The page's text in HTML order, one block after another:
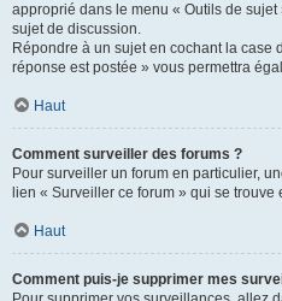
approprié dans le menu « Outils de
sujet de discussion.
Répondre à un sujet en cochant la case
réponse est postée » vous permettra
Haut
Comment surveiller des forums ?
Pour surveiller un forum en particulier,
lien « Surveiller ce forum » qui se trouve
Haut
Comment puis-je supprimer mes